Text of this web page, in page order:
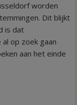
worden
Dit blijkt
is dat
op zoek gaan
aan het einde